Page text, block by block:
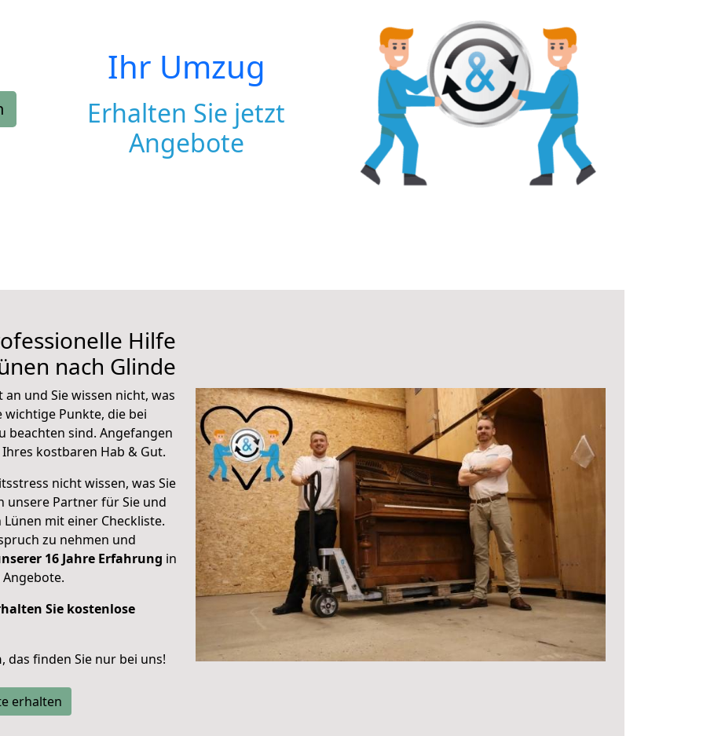
Ihr Umzug
Erhalten Sie jetzt
Angebote
Hilfe
nach Glinde
und Sie wissen nicht, was
wichtige Punkte, die bei
beachten sind. Angefangen
kostbaren Hab & Gut.
nicht wissen, was Sie
unsere Partner für Sie und
Lünen mit einer Checkliste.
zu nehmen und
16 Jahre Erfahrung in
Sie kostenlose
, das finden Sie nur bei uns!
erhalten